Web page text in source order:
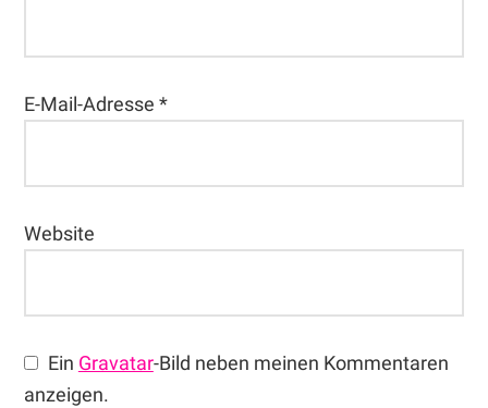
E-Mail-Adresse*
Website
Ein Gravatar-Bild neben meinen Kommentaren
anzeigen.